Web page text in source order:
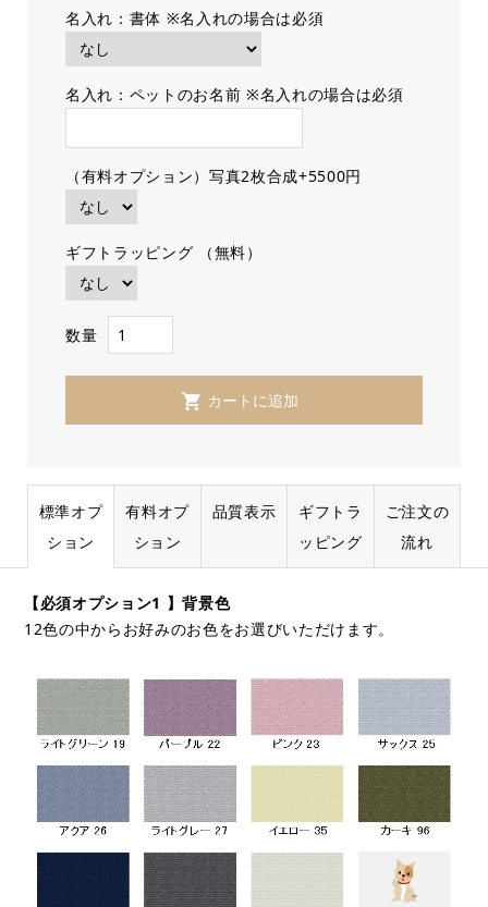
名入れ：書体 ※名入れの場合は必須
名入れ：ペットのお名前 ※名入れの場合は必須
（有料オプション）写真2枚合成+5500円
ギフトラッピング （無料）
数量
標準オプ
ション
有料オプ
ション
品質表示
ギフトラ
ッピング
ご注文の
流れ
【必須オプション1 】背景色
12色の中からお好みのお色をお選びいただけます。